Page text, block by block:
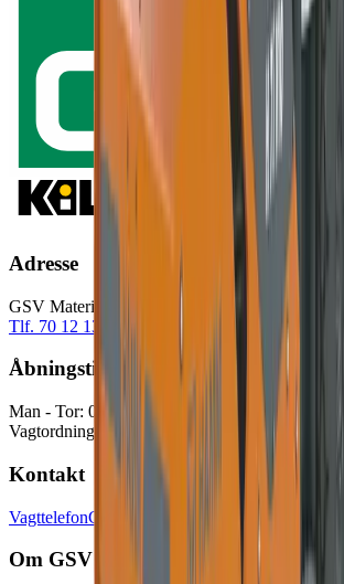
Adresse
GSV Materieludlejning A/S Baldersbuen 5
Tlf. 70 12 13 15
info@gsv.dk
Åbningstider
Man - Tor: 06:00 - 16:30
Fre: 06:00 - 15:00
Vagtordningen træder i kraft udenfor vores
Kontakt
VagttelefonGSV afdelinger Pressekontakt
Om GSV